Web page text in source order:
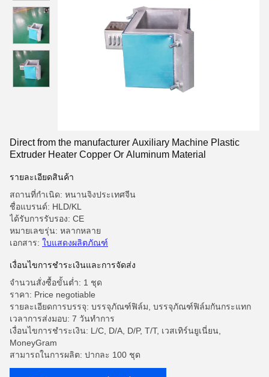
Direct from the manufacturer Auxiliary Machine Plastic
Extruder Heater Copper Or Aluminum Material
รายละเอียดสินค้า
สถานที่กำเนิด: หนานจิงประเทศจีน
ชื่อแบรนด์: HLD/KL
ได้รับการรับรอง: CE
หมายเลขรุ่น: หลากหลาย
เอกสาร: ใบแสดงผลิตภัณฑ์
เงื่อนไขการชําระเงินและการจัดส่ง
จำนวนสั่งซื้อขั้นต่ำ: 1 ชุด
ราคา: Price negotiable
รายละเอียดการบรรจุ: บรรจุภัณฑ์ฟิล์ม, บรรจุภัณฑ์ฟิล์มกันกระแทก
เวลาการส่งมอบ: 7 วันทำการ
เงื่อนไขการชำระเงิน: L/C, D/A, D/P, T/T, เวสเทิร์นยูเนี่ยน,
MoneyGram
สามารถในการผลิต: ปากละ 100 ชุด